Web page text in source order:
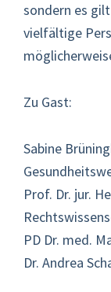
sondern es
vielfältige
Zu Gast:
Sabine
Prof. Dr. jur.
PD Dr. med.
Dr. Andrea